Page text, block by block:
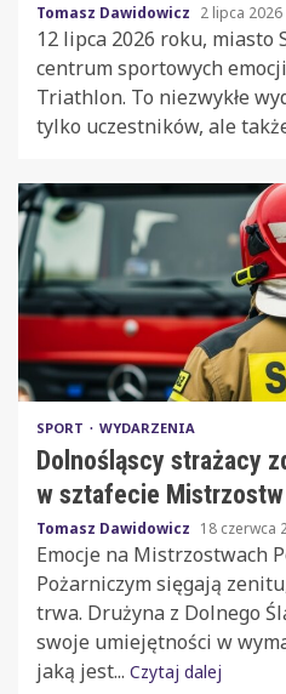
Tomasz Dawidowicz 2 lipca 2026
12 lipca 2026 roku, miasto
centrum sportowych
Triathlon. To niezwykłe
tylko uczestników, ale
SPORT WYDARZENIA
Dolnośląscy strażacy
w sztafecie
Tomasz Dawidowicz 18 czerwca
Emocje na Mistrzostwach
Pożarniczym sięgają
trwa. Drużyna z Dolnego
swoje umiejętności w
jaką jest... Czytaj dalej